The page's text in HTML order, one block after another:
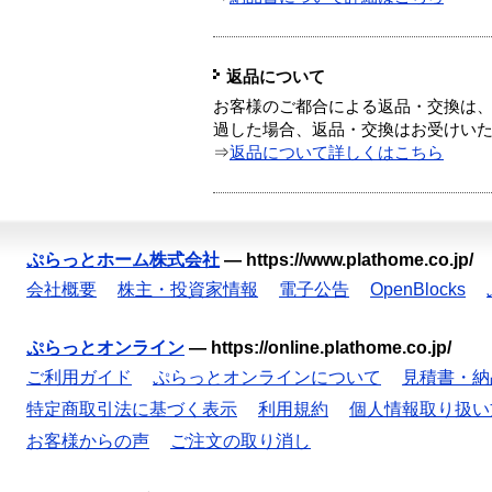
返品について
お客様のご都合による返品・交換は
過した場合、返品・交換はお受けい
⇒返品について詳しくはこちら
ぷらっとホーム株式会社 — https://www.plathome.co.jp/
会社概要
株主・投資家情報 電子公告 OpenBlocks
ぷらっとオンライン — https://online.plathome.co.jp/
ご利用ガイド
ぷらっとオンラインについて
見積書・
特定商取引法に基づく表示
利用規約
個人情報取り扱
お客様からの声
ご注文の取り消し